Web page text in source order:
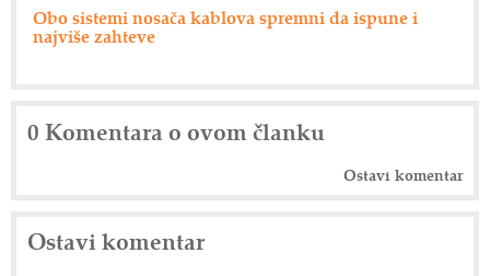
Reciklaža laser toner kaseta
0 Komentara o ovom članku
Ostavi komentar
Ostavi komentar